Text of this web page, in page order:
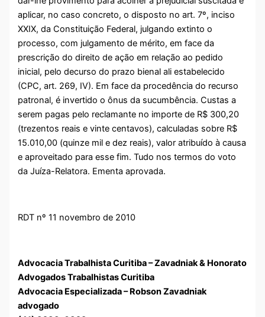
aplicar, no caso concreto, o disposto no art. 7º, inciso
XXIX, da Constituição Federal, julgando extinto o
processo, com julgamento de mérito, em face da
prescrição do direito de ação em relação ao pedido
inicial, pelo decurso do prazo bienal ali estabelecido
(CPC, art. 269, IV). Em face da procedência do recurso
patronal, é invertido o ônus da sucumbência. Custas a
serem pagas pelo reclamante no importe de R$ 300,20
(trezentos reais e vinte centavos), calculadas sobre R$
15.010,00 (quinze mil e dez reais), valor atribuído à causa
e aproveitado para esse fim. Tudo nos termos do voto
da Juíza-Relatora. Ementa aprovada.
RDT nº 11 novembro de 2010
Advocacia Trabalhista Curitiba – Zavadniak & Honorato
Advogados Trabalhistas Curitiba
Advocacia Especializada – Robson Zavadniak
advogado